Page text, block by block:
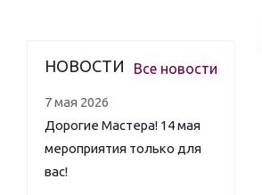
НОВОСТИ Все новости
7 мая 2026
Дорогие Мастера! 14 мая
мероприятия только для
вас!